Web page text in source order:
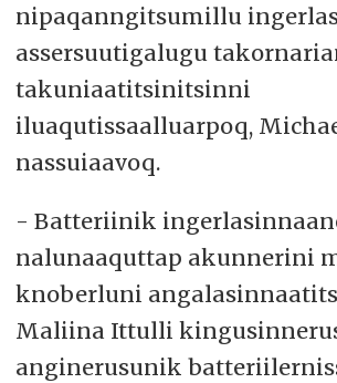
nipaqanngitsumillu
assersuutigalugu
takuniaatitsinitsinni
iluaqutissaalluarpoq,
nassuiaavoq.
- Batteriinik
nalunaaquttap akunnerini
knoberluni
Maliina Ittulli
anginerusunik